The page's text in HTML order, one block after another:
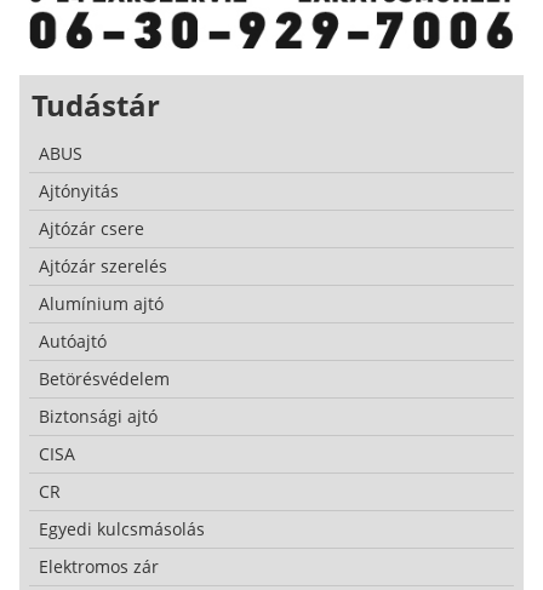
Tudástár
ABUS
Ajtónyitás
Ajtózár csere
Ajtózár szerelés
Alumínium ajtó
Autóajtó
Betörésvédelem
Biztonsági ajtó
CISA
CR
Egyedi kulcsmásolás
Elektromos zár